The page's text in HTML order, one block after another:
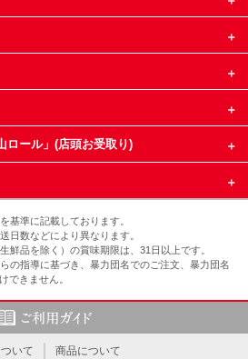
ロール」(店頭お受取り)
基準に記載しております。
日数などにより異なります。
鮮品を除く）の賞味期限は、31日以上です。
の指導に基づき、暴力団名でのご注文、暴力団名
できません。
いて 商品について